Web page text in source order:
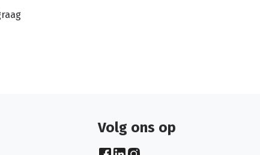
Volg ons op